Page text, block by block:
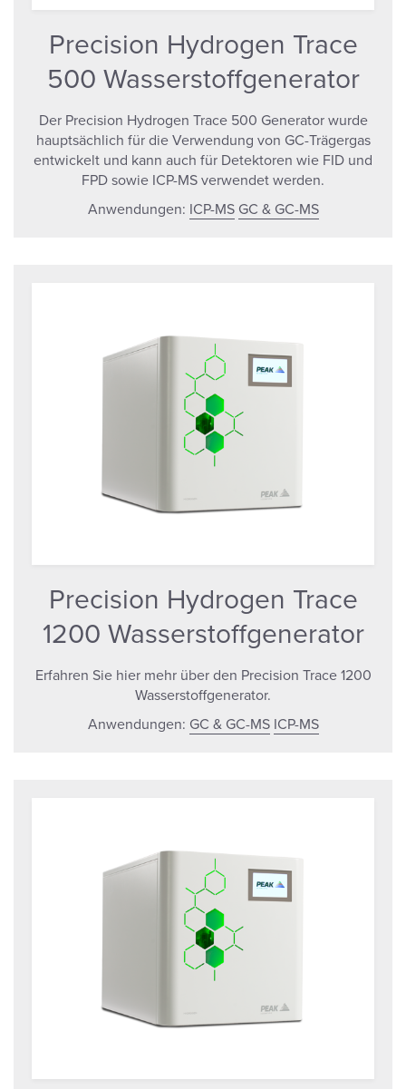
Precision Hydrogen Trace
500 Wasserstoffgenerator
Der Precision Hydrogen Trace 500 Generator wurde
hauptsächlich für die Verwendung von GC-Trägergas
entwickelt und kann auch für Detektoren wie FID und
FPD sowie ICP-MS verwendet werden.
Anwendungen: ICP-MS GC & GC-MS
Precision Hydrogen Trace
1200 Wasserstoffgenerator
Erfahren Sie hier mehr über den Precision Trace 1200
Wasserstoffgenerator.
Anwendungen: GC & GC-MS ICP-MS